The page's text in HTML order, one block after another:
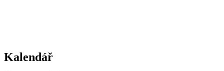
Kalendář